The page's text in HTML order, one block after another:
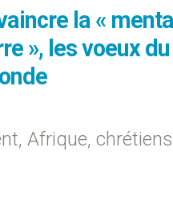
la «
», les voeux
Afrique, chrétiens